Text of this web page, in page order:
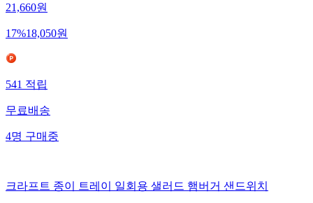
21,660원
17%18,050원
541적립
무료배송
4명구매중
크라프트 종이 트레이 일회용 샐러드 햄버거 샌드위치